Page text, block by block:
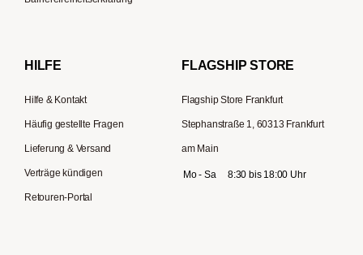
HILFE
Hilfe & Kontakt
Häufig gestellte Fragen
Lieferung & Versand
Verträge kündigen
Retouren-Portal
FLAGSHIP STORE
Flagship Store Frankfurt
Stephanstraße 1, 60313 Frankfurt
am Main
Mo - Sa 8:30 bis 18:00 Uhr